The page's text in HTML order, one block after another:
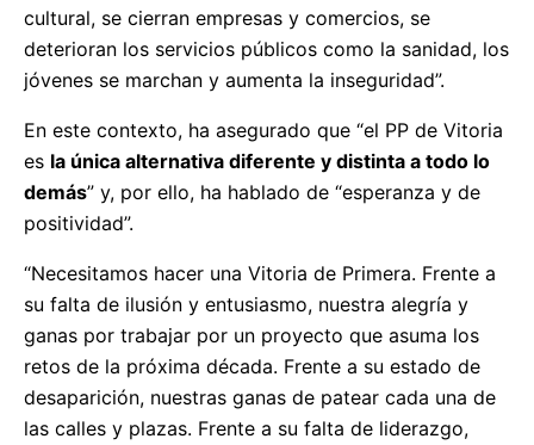
cultural, se cierran empresas y comercios, se
deterioran los servicios públicos como la sanidad, los
jóvenes se marchan y aumenta la inseguridad”.
En este contexto, ha asegurado que “el PP de Vitoria
es la única alternativa diferente y distinta a todo lo
demás” y, por ello, ha hablado de “esperanza y de
positividad”.
“Necesitamos hacer una Vitoria de Primera. Frente a
su falta de ilusión y entusiasmo, nuestra alegría y
ganas por trabajar por un proyecto que asuma los
retos de la próxima década. Frente a su estado de
desaparición, nuestras ganas de patear cada una de
las calles y plazas. Frente a su falta de liderazgo,